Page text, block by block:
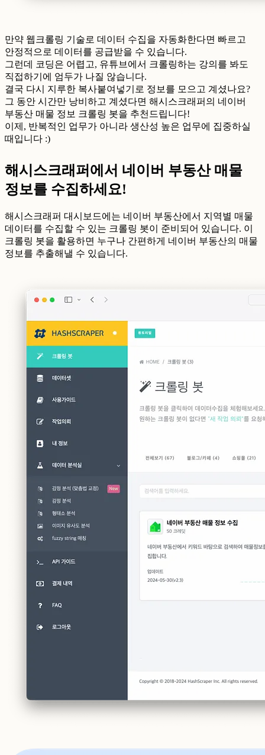
만약 웹크롤링 기술로 데이터 수집을 자동화한다면 빠르고
안정적으로 데이터를 공급받을 수 있습니다.
그런데 코딩은 어렵고, 유튜브에서 크롤링하는 강의를 봐도
직접하기에 엄두가 나질 않습니다.
결국 다시 지루한 복사붙여넣기로 정보를 모으고 계셨나요?
그 동안 시간만 낭비하고 계셨다면 해시스크래퍼의 네이버
부동산 매물 정보 크롤링 봇을 추천드립니다!
이제, 반복적인 업무가 아니라 생산성 높은 업무에 집중하실
때입니다 :)
해시스크래퍼에서 네이버 부동산 매물
정보를 수집하세요!
해시스크래퍼 대시보드에는 네이버 부동산에서 지역별 매물
데이터를 수집할 수 있는 크롤링 봇이 준비되어 있습니다. 이
크롤링 봇을 활용하면 누구나 간편하게 네이버 부동산의 매물
정보를 추출해낼 수 있습니다.